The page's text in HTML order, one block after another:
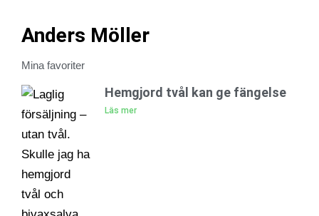
Anders Möller
Mina favoriter
Hemgjord tvål kan ge fängelse
Läs mer